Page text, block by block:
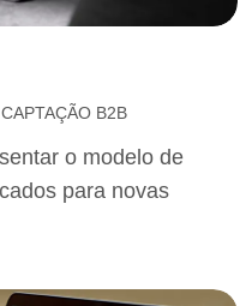
B2B
o modelo de
para novas